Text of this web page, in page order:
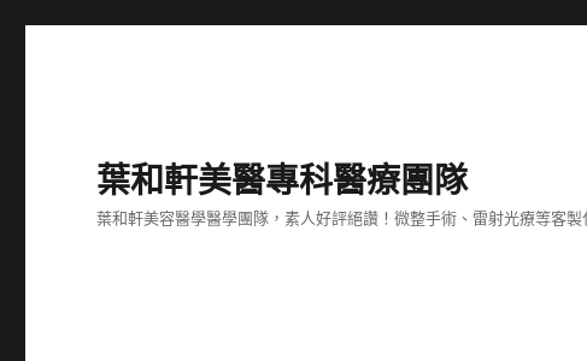
葉和軒美醫專科醫療團隊
葉和軒美容醫學醫學團隊，素人好評絕讚！微整手術、雷射光療等客